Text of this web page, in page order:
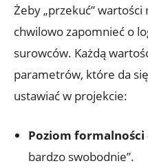
Żeby „przekuć”
chwilowo zapomnieć o
surowców. Każdą
parametrów, które da
ustawiać w projekcie:
Poziom formalności
bardzo swobodnie”.